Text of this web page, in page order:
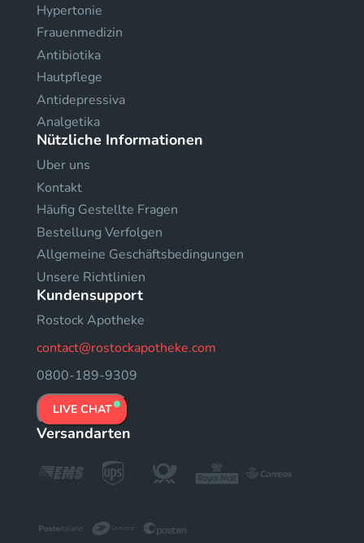
Hypertonie
Frauenmedizin
Antibiotika
Hautpflege
Antidepressiva
Analgetika
Nützliche Informationen
Uber uns
Kontakt
Häufig Gestellte Fragen
Bestellung Verfolgen
Allgemeine Geschäftsbedingungen
Unsere Richtlinien
Kundensupport
Rostock Apotheke
contact@rostockapotheke.com
0800-189-9309
LIVE CHAT
Versandarten